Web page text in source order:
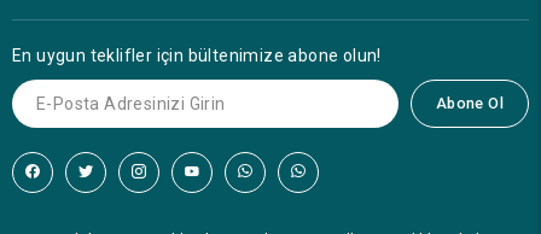
En uygun teklifler için bültenimize abone olun!
Abone Ol